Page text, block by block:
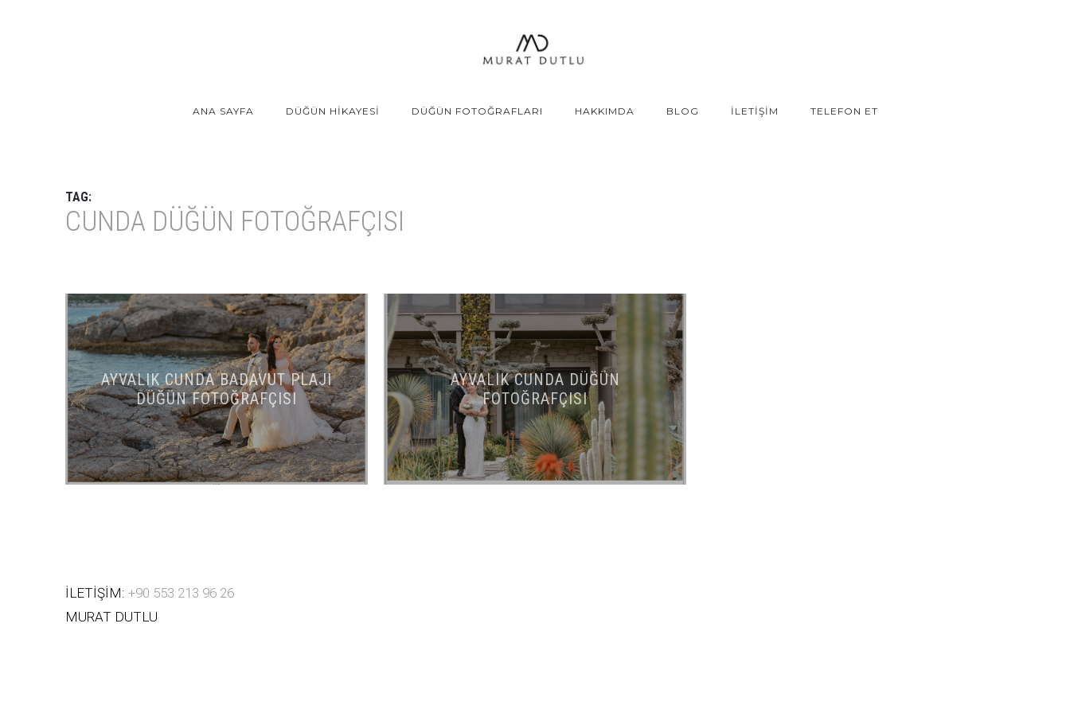
ANA SAYFA DÜĞÜN HİKAYESİ DÜĞÜN FOTOĞRAFLARI HAKKIMDA BLOG İLETİŞİM TELEFON ET
TAG:
CUNDA DÜĞÜN FOTOĞRAFÇISI
AYVALIK CUNDA BADAVUT PLAJI
DÜĞÜN FOTOĞRAFÇISI
AYVALIK CUNDA DÜĞÜN
FOTOĞRAFÇISI
İLETİŞİM: +90 553 213 96 26
MURAT DUTLU